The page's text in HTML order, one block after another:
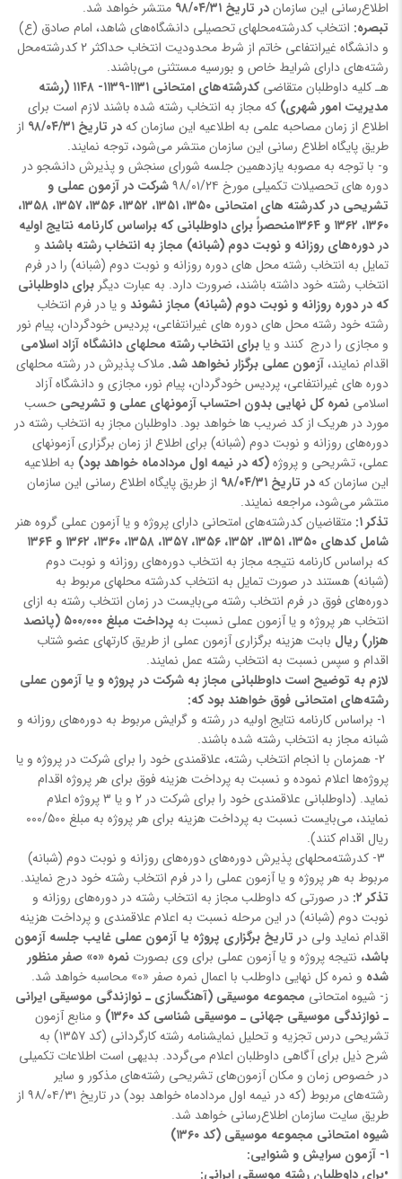
اطلاع‌رسانی این سازماندر تاریخ‌ ۹۸/۰۴/۳۱
منتشر خواهد شد.
تبصره: انتخاب کدرشته‌محلهای تحصیلی دانشگاه‌های شاهد، امام صادق (ع)
و دانشگاه غیرانتفاعی خاتم از شرط محدودیت انتخاب حداکثر ۲ کدرشته‌محل
رشته‌های دارای شرایط خاص و بورسیه مستثنی می‌باشند.
هـ کلیه داوطلبان متقاضی
کدرشته‌های امتحانی ۱۱۳۱-۱۱۳۹- ۱۱۴۸ (رشته
مدیریت امور شهری) که مجاز به انتخاب رشته شده باشند لازم است برای
اطلاع از زمان مصاحبه علمی به اطلاعیه‌ این سازمان کهدر تاریخ ۹۸/۰۴/۳۱
از
طریق پایگاه اطلاع رسانی این سازمان منتشر می‌شود، توجه نمایند.
و- با توجه به مصوبه یازدهمین جلسه شورای سنجش و پذیرش دانشجو در
دوره های تحصیلات تکمیلی مورخ ۹۸/۰۱/۲۴
شرکت در آزمون عملی و
تشریحی در کدرشته های امتحانی ۱۳۵۰، ۱۳۵۱، ۱۳۵۲، ۱۳۵۶، ۱۳۵۷، ۱۳۵۸،
۱۳۶۰، ۱۳۶۲ و ۱۳۶۴
منحصراً برای داوطلبانی که براساس کارنامه نتایج اولیه
در دوره‌های روزانه و نوبت دوم (شبانه) مجاز به انتخاب رشته باشند و
تمایل به انتخاب رشته محل های دوره روزانه و نوبت دوم (شبانه) را در فرم
انتخاب رشته خود داشته باشند، ضرورت دارد. به عبارت دیگر برای داوطلبانی
که در دوره روزانه و نوبت دوم (شبانه) مجاز نشوند و یا در فرم انتخاب
رشته خود رشته محل های دوره های غیرانتفاعی، پردیس خودگردان، پیام نور
و مجازی را درج کنند و یابرای انتخاب رشته محلهای دانشگاه آزاد اسلامی
اقدام نمایند، آزمون عملی برگزار نخواهد شد. ملاک پذیرش در رشته محلهای
دوره های غیرانتفاعی، پردیس خودگردان، پیام نور، مجازی و دانشگاه آزاد
اسلامی نمره کل نهایی بدون احتساب آزمونهای عملی و تشریحی حسب
مورد در هریک از کد ضریب ها خواهد بود. داوطلبان مجاز به انتخاب رشته در
دوره‌های روزانه و نوبت دوم (شبانه) برای اطلاع از زمان برگزاری آزمونهای
عملی، تشریحی و پروژه(که در نیمه اول مردادماه خواهد بود) به اطلاعیه‌
این سازمان کهدر تاریخ ۹۸/۰۴/۳۱
از طریق پایگاه اطلاع رسانی این سازمان
منتشر می‌شود، مراجعه نمایند.
تذکر ۱:
متقاضیان کدرشته‌های امتحانی دارای پروژه و یا آزمون عملی گروه هنر
شامل کدهای ۱۳۵۰، ۱۳۵۱، ۱۳۵۲، ۱۳۵۶، ۱۳۵۷، ۱۳۵۸، ۱۳۶۰، ۱۳۶۲ و ۱۳۶۴
که براساس کارنامه نتیجه مجاز به انتخاب دوره‌های روزانه و نوبت دوم
(شبانه) هستند در صورت تمایل به انتخاب کدرشته محلهای مربوط به
دوره‌های فوق در فرم انتخاب رشته می‌بایست در زمان انتخاب رشته به ازای
انتخاب هر پروژه و یا آزمون عملی نسبت به
پرداخت مبلغ ۵۰۰٫۰۰۰ (پانصد
هزار) ریال بابت هزینه برگزاری آزمون عملی از طریق کارتهای عضو شتاب
اقدام و سپس نسبت به انتخاب رشته عمل نمایند.
لازم به توضیح است داوطلبانی مجاز به شرکت در پروژه و یا آزمون عملی
رشته‌های امتحانی فوق خواهند بود که:
1- براساس کارنامه نتایج اولیه در رشته و گرایش مربوط به دوره‌های روزانه و
شبانه مجاز به انتخاب رشته شده باشند.
2- همزمان با انجام انتخاب رشته، علاقمندی خود را برای شرکت در پروژه و یا
پروژه‌ها اعلام نموده و نسبت به پرداخت هزینه فوق برای هر پروژه اقدام
نماید. (داوطلبانی علاقمندی خود را برای شرکت در ۲ و یا ۳ پروژه اعلام
‌نمایند، می‌بایست نسبت به پرداخت هزینه برای هر پروژه به مبلغ ۰۰۰/۵۰۰
ریال اقدام کنند).
3- کدرشته‌محلهای پذیرش دوره‌های دوره‌های روزانه و نوبت دوم (شبانه)
مربوط به هر پروژه و یا آزمون عملی را در فرم انتخاب رشته خود درج نمایند.
تذکر ۲:
در صورتی که داوطلب مجاز به انتخاب رشته در دوره‌های روزانه و
نوبت دوم (شبانه) در این مرحله نسبت به اعلام علاقمندی و پرداخت هزینه
اقدام نماید ولی در تاریخ برگزاری پروژه یا آزمون عملی غایب جلسه آزمون
باشد، نتیجه پروژه و یا آزمون عملی برای وی بصورت
نمره «۰» صفر منظور
شده و نمره کل نهایی داوطلب با اعمال نمره صفر «۰» محاسبه خواهد شد.
ز- شیوه امتحانی مجموعه موسیقی (آهنگسازی ـ نوازندگی موسیقی ایرانی
ـ نوازندگی موسیقی جهانی ـ موسیقی شناسی کد ۱۳۶۰)
و منابع آزمون
تشریحی درس تجزیه و تحلیل نمایشنامه رشته کارگردانی (کد ۱۳۵۷) به
شرح ذیل برای آگاهی داوطلبان اعلام می‌گردد. بدیهی است اطلاعات تکمیلی
در خصوص زمان و مکان آزمون‌های تشریحی رشته‌های مذکور و سایر
رشته‌های مربوط (که در نیمه اول مردادماه خواهد بود) در تاریخ ۹۸/۰۴/۳۱ از
طریق سایت سازمان اطلاع‌رسانی خواهد شد.
شیوه امتحانی مجموعه موسیقی (کد ۱۳۶۰)
۱- آزمون سرایش و شنوایی:
•برای داوطلبان رشته موسیقی ایرانی: